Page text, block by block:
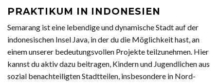
PRAKTIKUM IN INDONESIEN
Semarang ist eine lebendige und dynamische Stadt auf der
indonesischen Insel Java, in der du die Möglichkeit hast, an
einem unserer bedeutungsvollen Projekte teilzunehmen. Hier
kannst du aktiv dazu beitragen, Kindern und Jugendlichen aus
sozial benachteiligten Stadtteilen, insbesondere in Nord-